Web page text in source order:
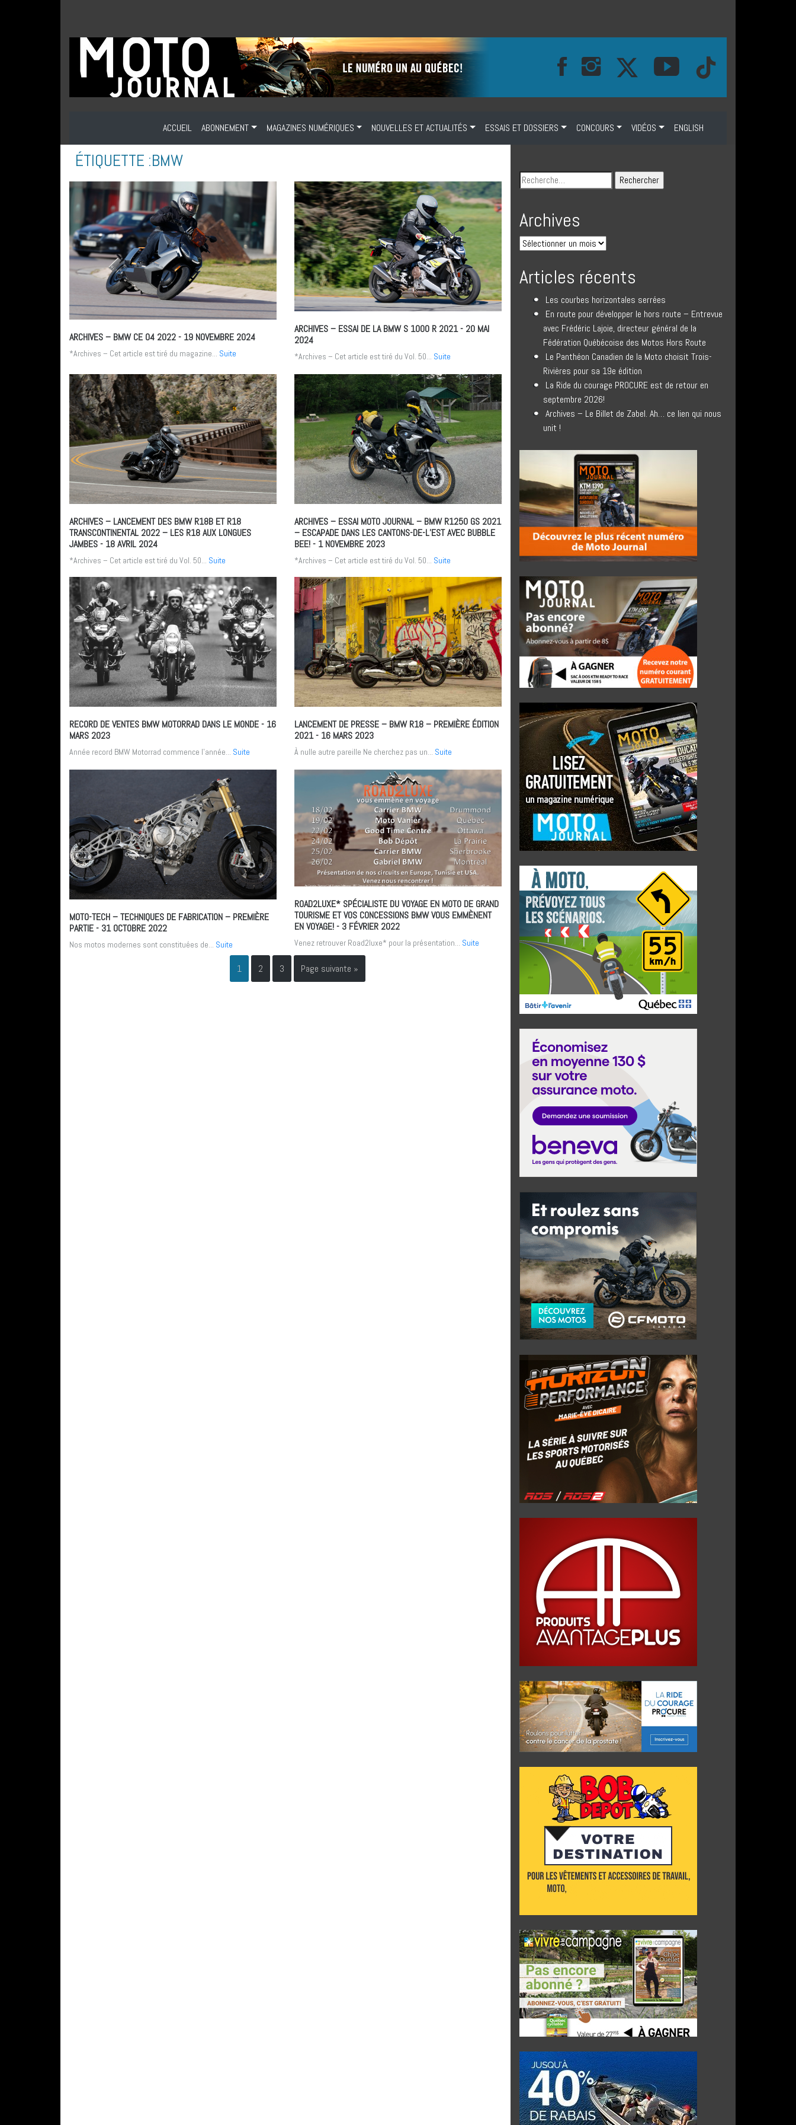
ACCUEIL ABONNEMENT MAGAZINES NUMÉRIQUES NOUVELLES ET ACTUALITÉS ESSAIS ET DOSSIERS CONCOURS VIDÉOS ENGLISH
ÉTIQUETTE :BMW
ARCHIVES – BMW CE 04 2022- 19 NOVEMBRE 2024
*Archives – Cet article est tiré du magazine... Suite
ARCHIVES – ESSAI DE LA BMW S 1000 R 2021- 20 MAI
2024
*Archives – Cet article est tiré du Vol. 50... Suite
ARCHIVES – LANCEMENT DES BMW R18B ET R18
TRANSCONTINENTAL 2022 – LES R18 AUX LONGUES
JAMBES- 18 AVRIL 2024
*Archives – Cet article est tiré du Vol. 50... Suite
ARCHIVES – ESSAI MOTO JOURNAL – BMW R1250 GS 2021
– ESCAPADE DANS LES CANTONS-DE-L’EST AVEC BUBBLE
BEE!- 1 NOVEMBRE 2023
*Archives – Cet article est tiré du Vol. 50... Suite
RECORD DE VENTES BMW MOTORRAD DANS LE MONDE- 16
MARS 2023
Année record BMW Motorrad commence l’année... Suite
LANCEMENT DE PRESSE – BMW R18 – PREMIÈRE ÉDITION
2021- 16 MARS 2023
À nulle autre pareille Ne cherchez pas un... Suite
MOTO-TECH – TECHNIQUES DE FABRICATION – PREMIÈRE
PARTIE- 31 OCTOBRE 2022
Nos motos modernes sont constituées de... Suite
ROAD2LUXE* SPÉCIALISTE DU VOYAGE EN MOTO DE GRAND
TOURISME ET VOS CONCESSIONS BMW VOUS EMMÈNENT
EN VOYAGE!- 3 FÉVRIER 2022
Venez retrouver Road2luxe* pour la présentation... Suite
1 2 3 Page suivante »
Archives
Articles récents
Les courbes horizontales serrées
En route pour développer le hors route – Entrevue
avec Frédéric Lajoie, directeur général de la
Fédération Québécoise des Motos Hors Route
Le Panthéon Canadien de la Moto choisit Trois-
Rivières pour sa 19e édition
La Ride du courage PROCURE est de retour en
septembre 2026!
Archives – Le Billet de Zabel. Ah… ce lien qui nous
unit !